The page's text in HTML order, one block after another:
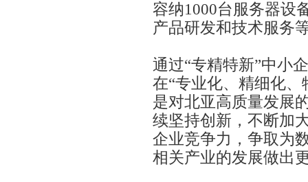
容纳1000台服务器设
产品研发和技术服务
通过“专精特新”中小
在“专业化、精细化
是对北亚高质量发展
续坚持创新，不断加
企业竞争力，争取为
相关产业的发展做出